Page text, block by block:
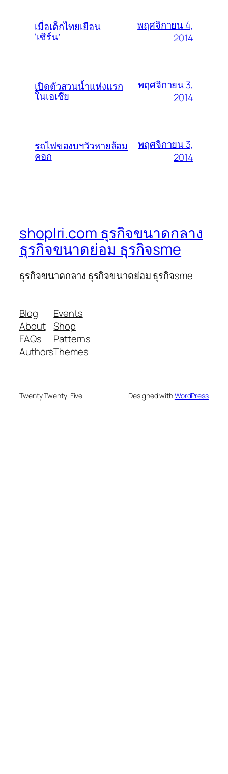
เมื่อเด็กไทยเยือน
‘เซิร์น’
พฤศจิกายน 4,
2014
เปิดตัวสวนน้ำแห่งแรก
ในเอเชีย
พฤศจิกายน 3,
2014
รถไฟของบฯวัวหายล้อม
คอก
พฤศจิกายน 3,
2014
shoplri.com ธุรกิจขนาดกลาง
ธุรกิจขนาดย่อม ธุรกิจsme
ธุรกิจขนาดกลาง ธุรกิจขนาดย่อม ธุรกิจsme
Blog
About
FAQs
Authors
Events
Shop
Patterns
Themes
Twenty Twenty-Five Designed withWordPress